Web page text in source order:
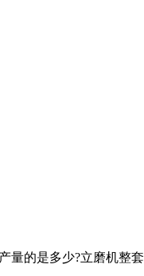
的是多少?立磨机整